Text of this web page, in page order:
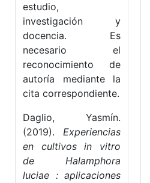
estudio,
investigación y
docencia. Es
necesario el
reconocimiento de
autoría mediante la
cita correspondiente.
Daglio, Yasmín.
(2019). Experiencias
en cultivos in vitro
de Halamphora
luciae : aplicaciones